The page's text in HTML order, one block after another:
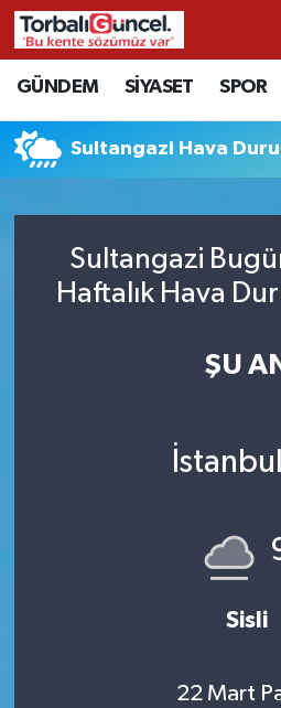
GÜNDEM SİYASET SPOR
Sultangazi Hava
Sultangazi
Haftalık Hava
ŞU
İstanbul
Sisli
22 Mart
İzmir Nöbetçi Eczaneler
İzmir Hava Durumu
İzmir Trafik Yoğunluk
Süper Lig Puan Durumu